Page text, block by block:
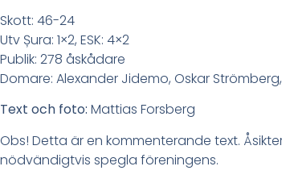
Skott: 46-24
Utv Șura: 1×2, ESK: 4×2
Publik: 278 åskådare
Domare: Alexander Jidemo, Oskar
Text och foto: Mattias Forsberg
Obs! Detta är en kommenterande text.
nödvändigtvis spegla föreningens.